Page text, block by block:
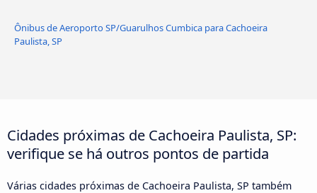
Ônibus de Aeroporto SP/Guarulhos Cumbica para Cachoeira
Paulista, SP
Cidades próximas de Cachoeira Paulista, SP:
verifique se há outros pontos de partida
Várias cidades próximas de Cachoeira Paulista, SP também